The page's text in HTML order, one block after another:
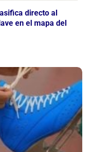
directo al
en el mapa del